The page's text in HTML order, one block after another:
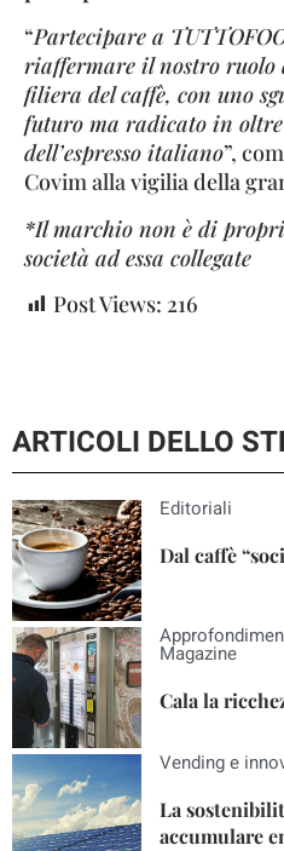
“Partecipare a
riaffermare il nostro ruolo
filiera del caffè, con uno
futuro ma radicato in
dell’espresso italiano”,
Covim alla vigilia della
*Il marchio non è di
società ad essa collegate
Post Views: 216
ARTICOLI DELLO
Editoriali
Dal caffè
Magazine
Cala la
Vending e
La
accumulare